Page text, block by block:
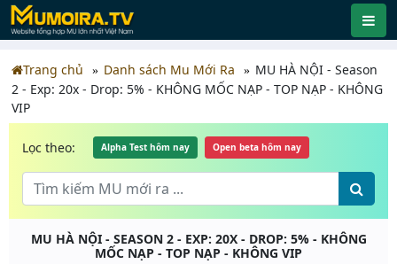
Trang chủ Danh sách Mu Mới Ra
MU HÀ NỘI - Season
2 - Exp: 20x - Drop: 5% - KHÔNG MỐC NẠP - TOP NẠP - KHÔNG
VIP
Lọc theo: Alpha Test hôm nay Open beta hôm nay
MU HÀ NỘI - SEASON 2 - EXP: 20X - DROP: 5% - KHÔNG
MỐC NẠP - TOP NẠP - KHÔNG VIP